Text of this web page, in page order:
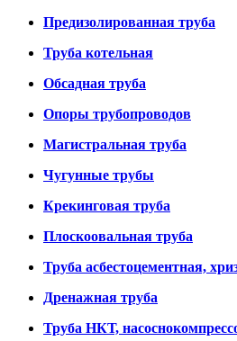
Предизолированная труба
Труба котельная
Обсадная труба
Опоры трубопроводов
Магистральная труба
Чугунные трубы
Крекинговая труба
Плоскоовальная труба
Труба асбестоцементная,
Дренажная труба
Труба НКТ,